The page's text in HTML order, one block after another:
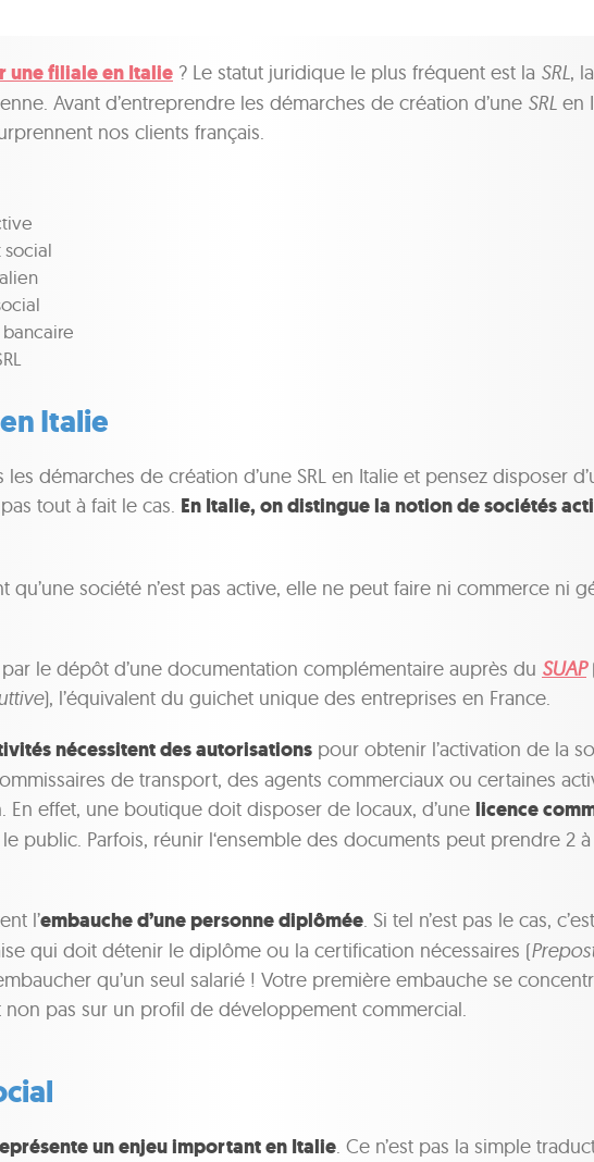
une filiale en Italie ? Le statut juridique le plus fréquent est la SRL,
Avant d’entreprendre les démarches de création d’une SRL en
nos clients français.
social
Italie
démarches de création d’une SRL en Italie et pensez disposer
tout à fait le cas. En Italie, on distingue la notion de sociétés
qu’une société n’est pas active, elle ne peut faire ni commerce ni
par le dépôt d’une documentation complémentaire auprès du SUAP
), l’équivalent du guichet unique des entreprises en France.
nécessitent des autorisations pour obtenir l’activation de la
de transport, des agents commerciaux ou certaines
effet, une boutique doit disposer de locaux, d’une licence
public. Parfois, réunir l‘ensemble des documents peut prendre 2
l’embauche d’une personne diplômée. Si tel n’est pas le cas,
qui doit détenir le diplôme ou la certification nécessaires (
qu’un seul salarié ! Votre première embauche se
pas sur un profil de développement commercial.
un enjeu important en Italie. Ce n’est pas la simple